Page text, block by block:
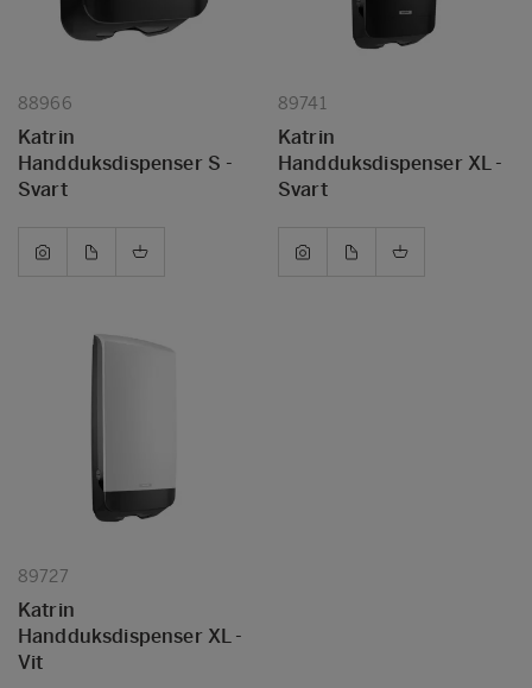
88966
Katrin
Handduksdispenser S -
Svart
89741
Katrin
Handduksdispenser XL -
Svart
89727
Katrin
Handduksdispenser XL -
Vit